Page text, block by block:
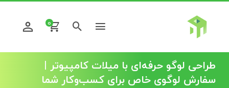
0
طراحی لوگو حرفه‌ای با میلات کامپیوتر |
سفارش لوگوی خاص برای کسب‌وکار شما